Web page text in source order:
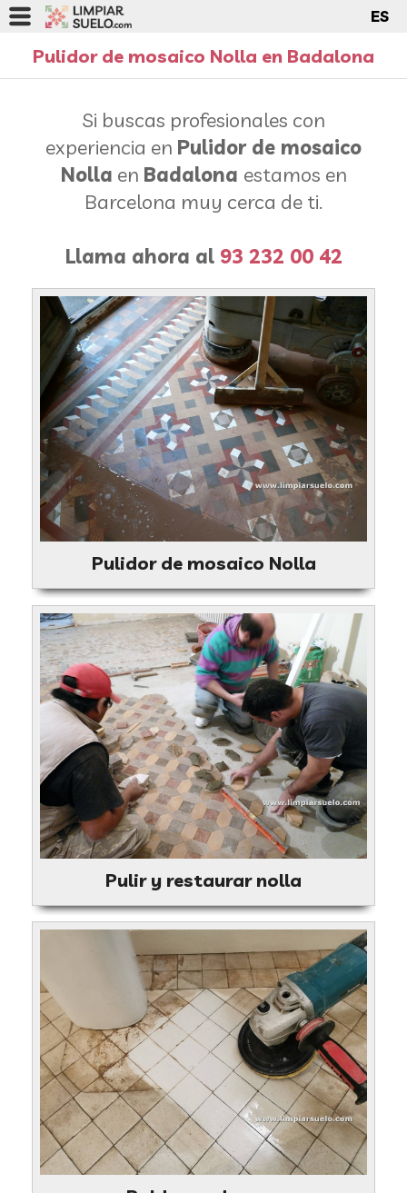
ES
Pulidor de mosaico Nolla en Badalona
Si buscas profesionales con
experiencia en Pulidor de mosaico
Nolla en Badalona estamos en
Barcelona muy cerca de ti.
Llama ahora al 93 232 00 42
Pulidor de mosaico Nolla
Pulir y restaurar nolla